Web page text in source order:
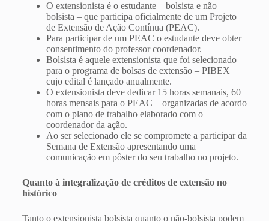
O extensionista é o estudante – bolsista e não
bolsista – que participa oficialmente de um Projeto
de Extensão de Ação Contínua (PEAC).
Para participar de um PEAC o estudante deve obter
consentimento do professor coordenador.
Bolsista é aquele extensionista que foi selecionado
para o programa de bolsas de extensão – PIBEX
cujo edital é lançado anualmente.
O extensionista deve dedicar 15 horas semanais, 60
horas mensais para o PEAC – organizadas de acordo
com o plano de trabalho elaborado com o
coordenador da ação.
Ao ser selecionado ele se compromete a participar da
Semana de Extensão apresentando uma
comunicação em pôster do seu trabalho no projeto.
Quanto à integralização de créditos de extensão no
histórico
Tanto o extensionista bolsista quanto o não-bolsista podem